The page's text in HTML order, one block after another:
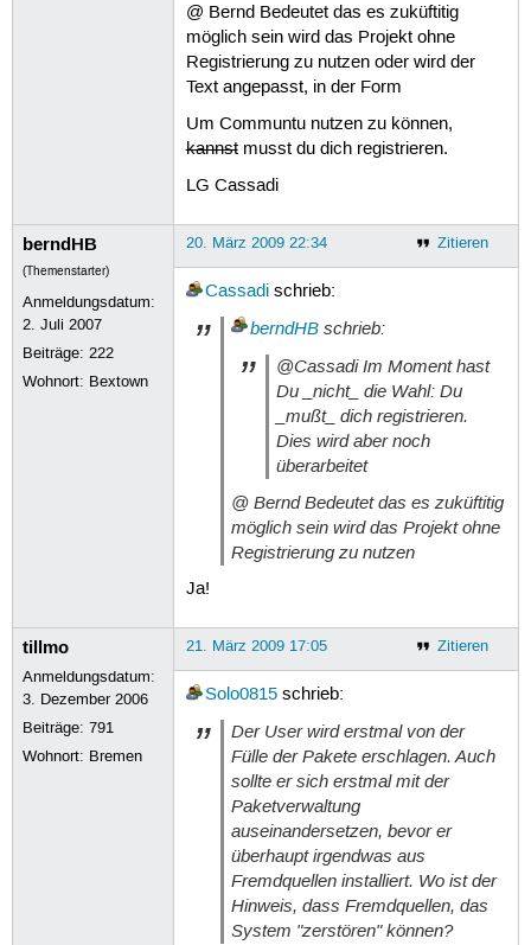
@ Bernd Bedeutet das es zuküftitig
möglich sein wird das Projekt ohne
Registrierung zu nutzen oder wird der
Text angepasst, in der Form
Um Communtu nutzen zu können,
kannstmusst du dich registrieren.
LG Cassadi
berndHB
(Themenstarter)
Anmeldungsdatum:
2. Juli 2007
Beiträge:222
Wohnort: Bextown
Zitieren
20. März 2009 22:34
Cassadischrieb:
berndHBschrieb:
@Cassadi Im Moment hast
Du _nicht_ die Wahl: Du
_mußt_ dich registrieren.
Dies wird aber noch
überarbeitet
@ Bernd Bedeutet das es zuküftitig
möglich sein wird das Projekt ohne
Registrierung zu nutzen
Ja!
tillmo
Anmeldungsdatum:
3. Dezember 2006
Beiträge:791
Wohnort: Bremen
Zitieren
21. März 2009 17:05
Solo0815schrieb:
Der User wird erstmal von der
Fülle der Pakete erschlagen. Auch
sollte er sich erstmal mit der
Paketverwaltung
auseinandersetzen, bevor er
überhaupt irgendwas aus
Fremdquellen installiert. Wo ist der
Hinweis, dass Fremdquellen, das
System "zerstören" können?